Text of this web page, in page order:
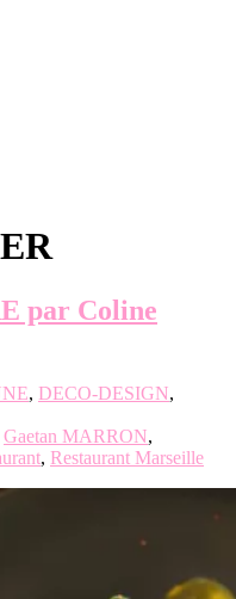
par Coline
, DECO-DESIGN,
Gaetan MARRON,
, Restaurant Marseille